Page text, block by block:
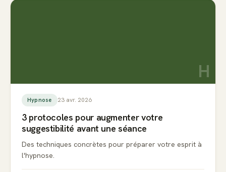
H
Hypnose 23 avr. 2026
3 protocoles pour augmenter votre
suggestibilité avant une séance
Des techniques concrètes pour préparer votre esprit à
l'hypnose.